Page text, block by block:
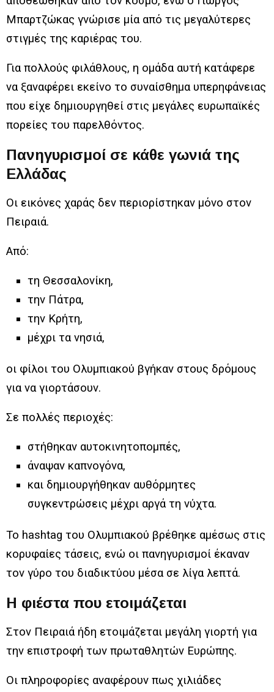
Μπαρτζώκας γνώρισε μία από τις μεγαλύτερες
στιγμές της καριέρας του.
Για πολλούς φιλάθλους, η ομάδα αυτή κατάφερε
να ξαναφέρει εκείνο το συναίσθημα υπερηφάνειας
που είχε δημιουργηθεί στις μεγάλες ευρωπαϊκές
πορείες του παρελθόντος.
Πανηγυρισμοί σε κάθε γωνιά της
Ελλάδας
Οι εικόνες χαράς δεν περιορίστηκαν μόνο στον
Πειραιά.
Από:
τη Θεσσαλονίκη,
την Πάτρα,
την Κρήτη,
μέχρι τα νησιά,
οι φίλοι του Ολυμπιακού βγήκαν στους δρόμους
για να γιορτάσουν.
Σε πολλές περιοχές:
στήθηκαν αυτοκινητοπομπές,
άναψαν καπνογόνα,
και δημιουργήθηκαν αυθόρμητες
συγκεντρώσεις μέχρι αργά τη νύχτα.
Το hashtag του Ολυμπιακού βρέθηκε αμέσως στις
κορυφαίες τάσεις, ενώ οι πανηγυρισμοί έκαναν
τον γύρο του διαδικτύου μέσα σε λίγα λεπτά.
Η φιέστα που ετοιμάζεται
Στον Πειραιά ήδη ετοιμάζεται μεγάλη γιορτή για
την επιστροφή των πρωταθλητών Ευρώπης.
Οι πληροφορίες αναφέρουν πως χιλιάδες